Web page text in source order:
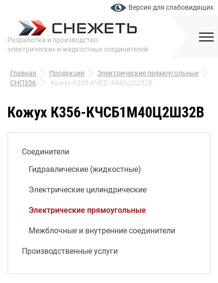
Версия для слабовидящих
Разработка и производство
электрических и жидкостных соединителей
Главная Продукция
Электрические прямоугольные
СНП356
Кожух К356-КЧСБ1М40Ц2Ш32В
Кожух К356-КЧСБ1М40Ц2Ш32В
Соединители
Гидравлические (жидкостные)
Электрические цилиндрические
Электрические прямоугольные
Межблочные и внутренние соединители
Производственные услуги